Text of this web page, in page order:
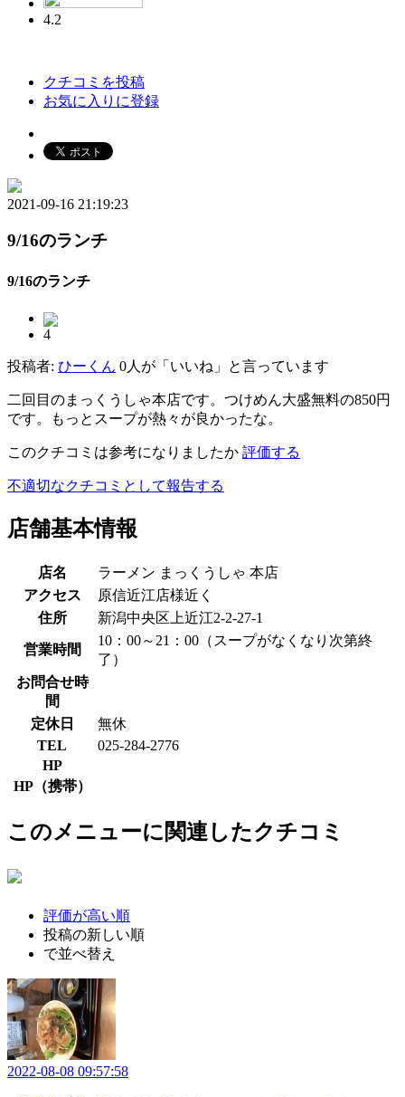
4.2
クチコミを投稿
お気に入りに登録
2021-09-16 21:19:23
9/16のランチ
9/16のランチ
4
投稿者: ひーくん 0人が「いいね」と言っています
二回目のまっくうしゃ本店です。つけめん大盛無料の850円
です。もっとスープが熱々が良かったな。
このクチコミは参考になりましたか 評価する
不適切なクチコミとして報告する
店舗基本情報
店名
ラーメン まっくうしゃ 本店
アクセス
原信近江店様近く
住所
新潟中央区上近江2-2-27-1
営業時間
10：00～21：00（スープがなくなり次第終
了）
お問合せ時
間
定休日
無休
TEL
025-284-2776
HP
HP（携帯）
このメニューに関連したクチコミ
評価が高い順
投稿の新しい順
で並べ替え
2022-08-08 09:57:58